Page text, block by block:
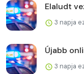
Elaludt
3 napja
Újabb
3 napja